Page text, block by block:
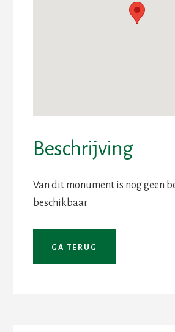
Beschrijving
Van dit monument is nog geen
beschikbaar.